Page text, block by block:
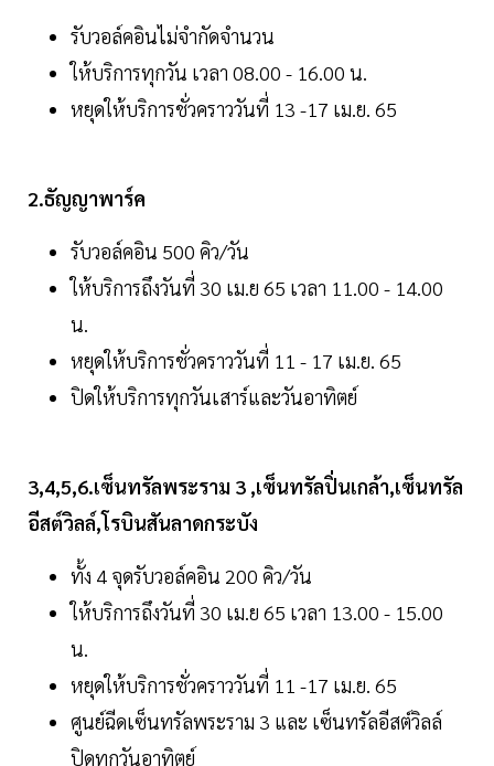
รับวอล์คอินไม่จำกัดจำนวน
ให้บริการทุกวัน เวลา 08.00 - 16.00 น.
หยุดให้บริการชั่วคราววันที่ 13 -17 เม.ย. 65
2.ธัญญาพาร์ค
รับวอล์คอิน 500 คิว/วัน
ให้บริการถึงวันที่ 30 เม.ย 65 เวลา 11.00 - 14.00
น.
หยุดให้บริการชั่วคราววันที่ 11 - 17 เม.ย. 65
ปิดให้บริการทุกวันเสาร์และวันอาทิตย์
3,4,5,6.เซ็นทรัลพระราม 3 ,เซ็นทรัลปิ่นเกล้า,เซ็นทรัล
อีสต์วิลล์,โรบินสันลาดกระบัง
ทั้ง 4 จุดรับวอล์คอิน 200 คิว/วัน
ให้บริการถึงวันที่ 30 เม.ย 65 เวลา 13.00 - 15.00
น.
หยุดให้บริการชั่วคราววันที่ 11 -17 เม.ย. 65
ศูนย์ฉีดเซ็นทรัลพระราม 3 และ เซ็นทรัลอีสต์วิลล์
ปิดทุกวันอาทิตย์